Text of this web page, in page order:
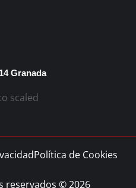
Granada
Política de Cookies
reservados © 2026